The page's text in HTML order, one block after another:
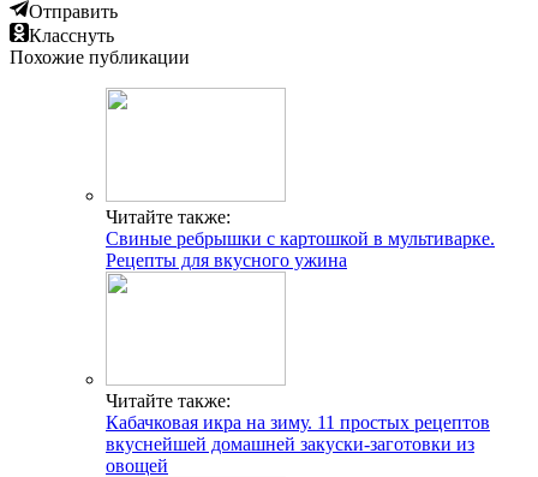
Отправить
Класснуть
Похожие публикации
Читайте также:
Свиные ребрышки с картошкой в мультиварке.
Рецепты для вкусного ужина
Читайте также:
Кабачковая икра на зиму. 11 простых рецептов
вкуснейшей домашней закуски-заготовки из
овощей